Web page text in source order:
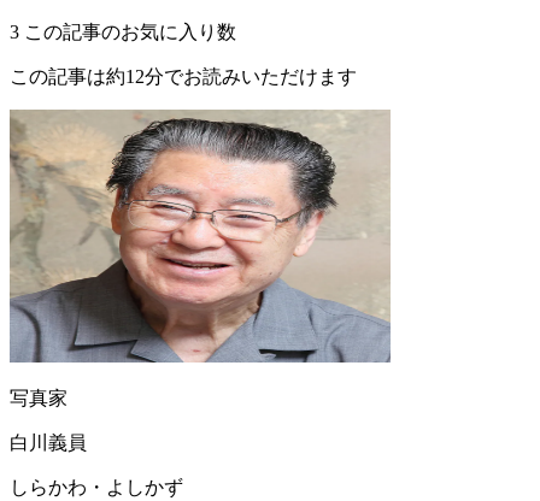
3 この記事のお気に入り数
この記事は約12分でお読みいただけます
写真家
白川義員
しらかわ・よしかず